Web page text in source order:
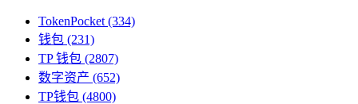
TokenPocket (334)
钱包 (231)
TP 钱包 (2807)
数字资产 (652)
TP钱包 (4800)